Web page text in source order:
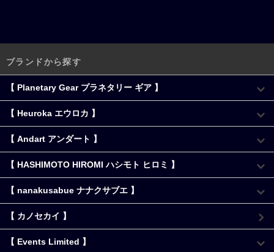
ブランドから探す
【 Planetary Gear プラネタリー ギア 】
【 Heuroka エウロカ 】
【 Andart アンダート 】
【 HASHIMOTO HIROMI ハシモト ヒロミ 】
【 nanakusabue ナナクサブエ 】
【 カノセカイ 】
【 Events Limited 】